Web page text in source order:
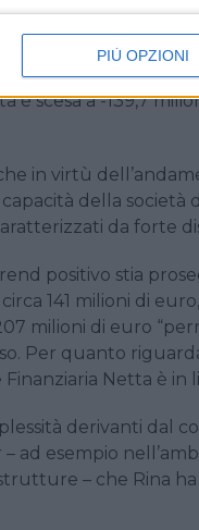
PIÙ OPZIONI
attiva
il bilancio 2021
2020, e unutile
è scesa a -139,7
in virtù
della società
da forte
positivo stia
141 milioni di
milioni di euro
Per quanto
Netta è in
derivanti dal
ad esempio
– che Rina